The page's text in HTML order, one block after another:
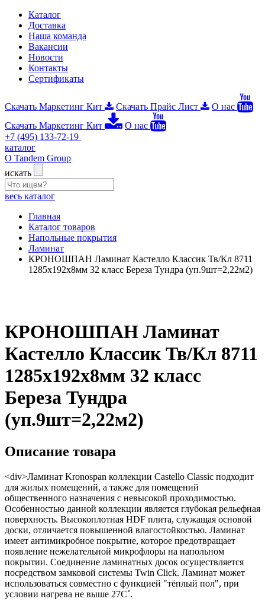
Каталог
Доставка
Наша команда
Вакансии
Новости
Контакты
Сертификаты
Скачать Маркетинг Кит Скачать Прайс Лист
О нас
Скачать Маркетинг Кит
О нас
+7 (495) 133-72-19
каталог
О Tandem Group
искать
весь каталог
Главная
Каталог товаров
Напольные покрытия
Ламинат
КРОНОШПАН Ламинат Кастелло Классик Тв/Кл 8711
1285х192х8мм 32 класс Береза Тундра (уп.9шт=2,22м2)
КРОНОШПАН Ламинат
Кастелло Классик Тв/Кл 8711
1285х192х8мм 32 класс
Береза Тундра
(уп.9шт=2,22м2)
Описание товара
<div>Ламинат Kronospan коллекции Castello Сlassic подходит
для жилых помещений, а также для помещений
общественного назначения с невысокой проходимостью.
Особенностью данной коллекции является глубокая рельефная
поверхность. Высокоплотная HDF плита, служащая основой
доски, отличается повышенной влагостойкостью. Ламинат
имеет антимикробное покрытие, которое предотвращает
появление нежелательной микрофлоры на напольном
покрытии. Соединение ламинатных досок осуществляется
посредством замковой системы Twin Click. Ламинат может
использоваться совместно с функцией "тёплый пол", при
условии нагрева не выше 27С˚.